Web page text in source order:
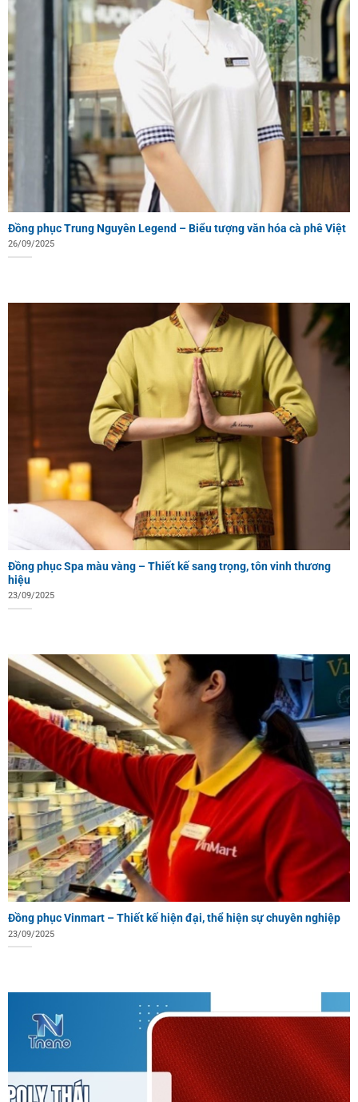
Đồng phục Trung Nguyên Legend – Biểu tượng văn hóa cà phê Việt
26/09/2025
Đồng phục Spa màu vàng – Thiết kế sang trọng, tôn vinh thương
hiệu
23/09/2025
Đồng phục Vinmart – Thiết kế hiện đại, thể hiện sự chuyên nghiệp
23/09/2025